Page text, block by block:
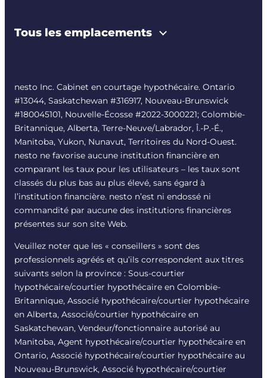
Tous les emplacements
nesto Inc. Cabinet en courtage hypothécaire. Ontario
#13044, Saskatchewan #316917, Nouveau-Brunswick
#180045101, Nouvelle-Écosse #2022-3000221; Colombie-
Britannique, Alberta, Terre-Neuve/Labrador, Î.-P.-É.,
Manitoba, Yukon, Nunavut, Territoires du Nord-Ouest.
nesto ne favorise aucune institution financière en
comparant les taux pour les utilisateurs – les taux sont
classés du plus bas au plus élevé, sans égard à
l’institution financière. nesto n’est ni endossé ni
commandité par aucune des institutions financières
présentes sur son site Web.
Veuillez noter que les « conseillers » sont des
professionnels agréés et qu’ils correspondent aux titres
suivants selon la province : Sous-courtier
hypothécaire/courtier hypothécaire en Colombie-
Britannique, Associé hypothécaire/courtier hypothécaire
en Alberta, Associé/courtier hypothécaire en
Saskatchewan, Vendeur/fonctionnaire autorisé au
Manitoba, Agent hypothécaire/courtier hypothécaire en
Ontario, Associé hypothécaire/courtier hypothécaire au
Nouveau-Brunswick, Associé hypothécaire/courtier